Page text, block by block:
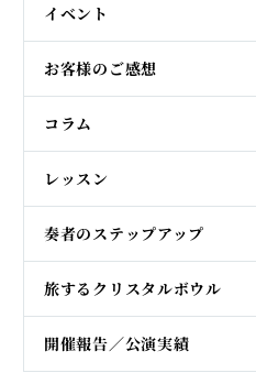
イベント
お客様のご感想
コラム
レッスン
奏者のステップアップ
旅するクリスタルボウル
開催報告／公演実績